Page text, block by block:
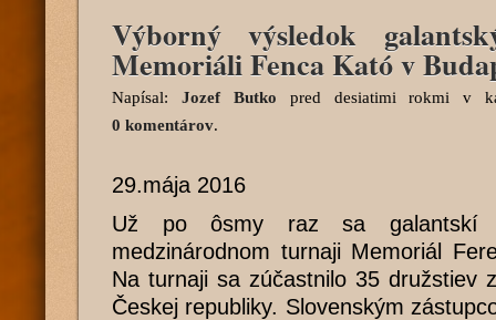
Výborný výsledok
Memoriáli Fenca Kató v
Napísal: Jozef Butko pred desiatimi rokmi v
0 komentárov.
29.mája 2016
Už po ôsmy raz sa galantskí
medzinárodnom turnaji Memoriál
Na turnaji sa zúčastnilo 35 družstiev
Českej republiky. Slovenským